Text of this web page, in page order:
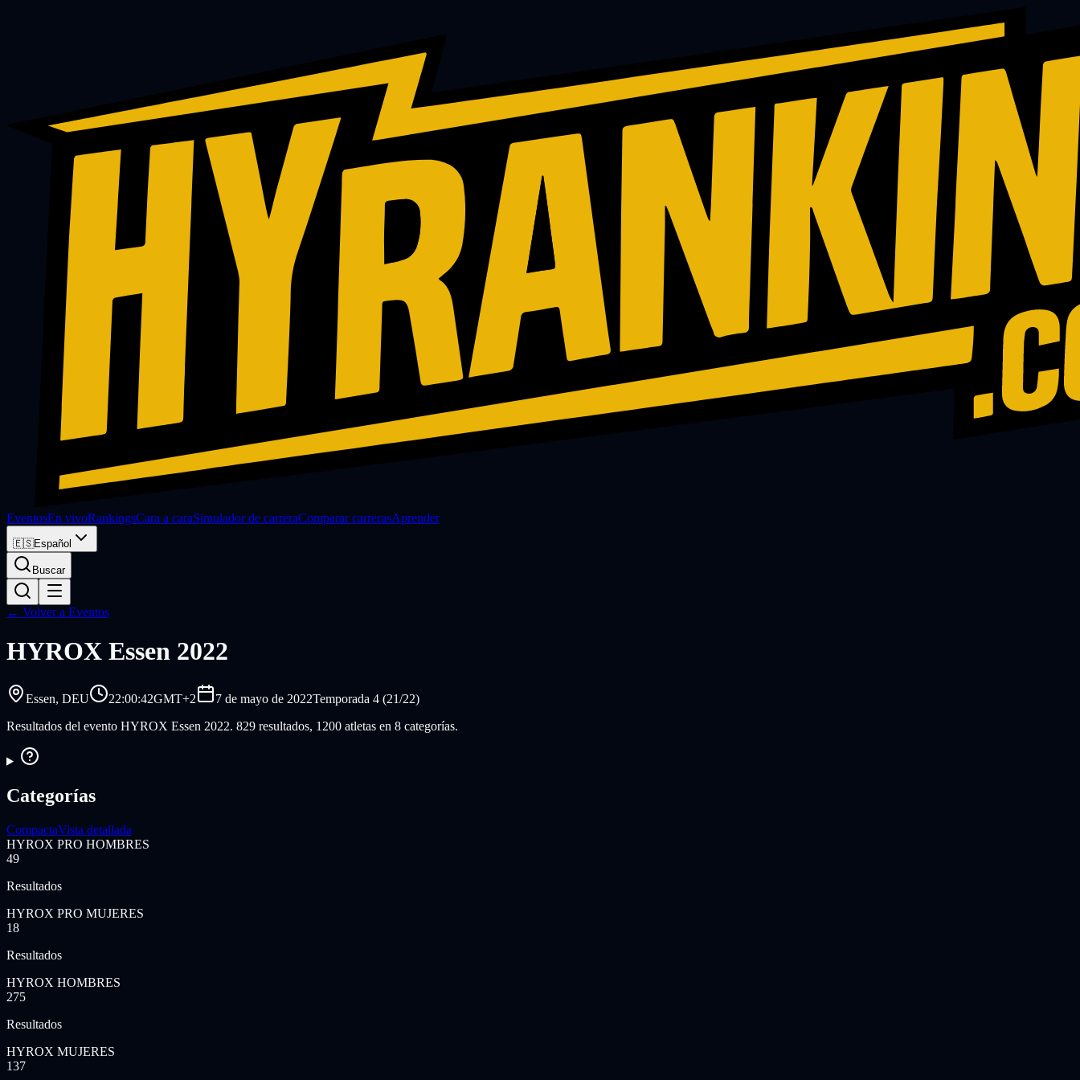
EventosEn vivoRankingsCara a caraSimulador de carreraComparar carrerasAprender
🇪🇸Español
Buscar
← Volver a Eventos
HYROX Essen 2022
Essen, DEU 22:00:42GMT+2 7 de mayo de 2022Temporada 4 (21/22)
Resultados del evento HYROX Essen 2022. 829 resultados, 1200 atletas en 8 categorías.
Categorías
CompactaVista detallada
HYROX PRO HOMBRES
49
Resultados
HYROX PRO MUJERES
18
Resultados
HYROX HOMBRES
275
Resultados
HYROX MUJERES
137